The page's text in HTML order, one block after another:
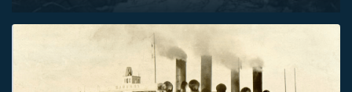
Přihlášení